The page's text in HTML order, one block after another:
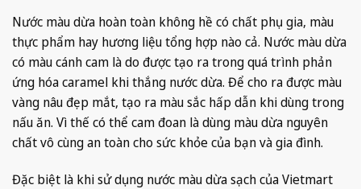
Nước màu dừa hoàn toàn không hề có chất phụ gia, màu
thực phẩm hay hương liệu tổng hợp nào cả. Nước màu dừa
có màu cánh cam là do được tạo ra trong quá trình phản
ứng hóa caramel khi thắng nước dừa. Để cho ra được màu
vàng nâu đẹp mắt, tạo ra màu sắc hấp dẫn khi dùng trong
nấu ăn. Vì thế có thể cam đoan là dùng màu dừa nguyên
chất vô cùng an toàn cho sức khỏe của bạn và gia đình.
Đặc biệt là khi sử dụng nước màu dừa sạch của Vietmart